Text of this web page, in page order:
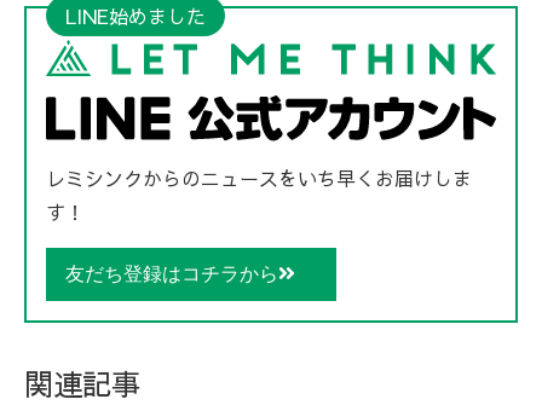
LINE始めました
レミシンクからのニュースをいち早くお届けしま
す！
友だち登録はコチラから
関連記事